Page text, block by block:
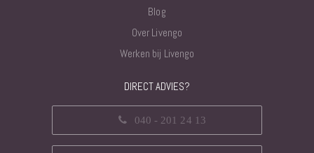
Blog
Over Livengo
Werken bij Livengo
DIRECT ADVIES?
040 - 201 24 13